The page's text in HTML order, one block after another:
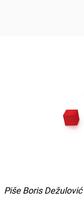
Piše Boris